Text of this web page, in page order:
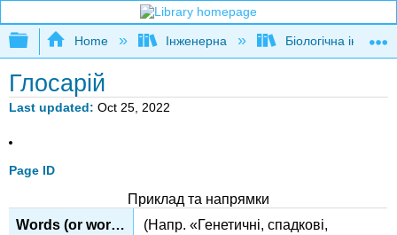
Expand/collapse global hierarchy
Home Інженерна Біологічна
Глосарій
Last updated Oct 25, 2022
Page ID
Приклад та напрямки
(Напр. «Генетичні, спадкові,